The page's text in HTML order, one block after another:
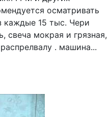
осматривать
каждые 15 тыс. Чери
свеча мокрая и грязная,
. машина...